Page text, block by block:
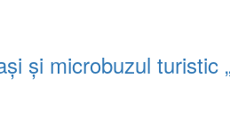
și microbuzul turistic